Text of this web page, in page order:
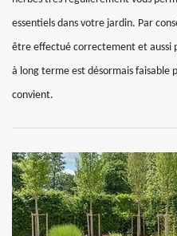
essentiels dans votre jardin. Par
être effectué correctement et
à long terme est désormais faisable
convient.